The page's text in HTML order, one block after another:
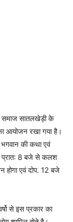
समाज सातलखेड़ी के
आयोजन रखा गया है।
की कथा एवं
प्रात: 8 बजे से कलश
होगा एवं दोप. 12 बजे
से इस प्रकार का